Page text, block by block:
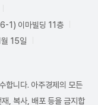
1) 이마빌딩 11층
15일
합니다. 아주경제의 모든
, 복사, 배포 등을 금지합